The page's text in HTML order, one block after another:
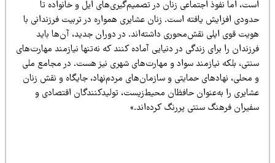
اما نفوذ اجتماعی زنان در تصمیم‌گیری‌های ایل و خانواده تا
افزایش یافته است. زنان عشایری همواره در تربیت فرزندانی با
قوی ایلی نقش‌محوری داشته‌اند. در دوران جدید، آن‌ها باید
را برای زندگی در دنیایی آماده کنند که نه‌تنها نیازمند مهارت‌های
بلکه نیازمند سواد و مهارت‌های شهری نیز هست. در مجامع ملی
محلی، نهادهای حمایتی و سازمان‌های مردم‌نهاد، جایگاه و نقش زنان
را به‌عنوان حافظان محیط‌زیست، تولیدکنندگان اقتصادی و
فرهنگ سنتی پررنگ کرده‌اند.»